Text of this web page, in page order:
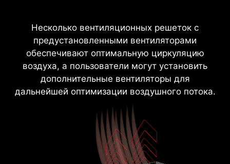
Несколько вентиляционных решеток с
предустановленными вентиляторами
обеспечивают оптимальную циркуляцию
воздуха, а пользователи могут установить
дополнительные вентиляторы для
дальнейшей оптимизации воздушного потока.
Несколько вентиляционных решеток с
предустановленными вентиляторами
обеспечивают оптимальную циркуляцию
воздуха, а пользователи могут установить
дополнительные вентиляторы для
дальнейшей оптимизации воздушного потока.
Вентиляторы